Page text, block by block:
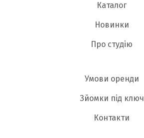
Каталог
Новинки
Про студію
Умови оренди
Зйомки під ключ
Контакти